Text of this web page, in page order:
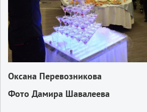
Оксана Перевозникова
Фото Дамира Шавалеева